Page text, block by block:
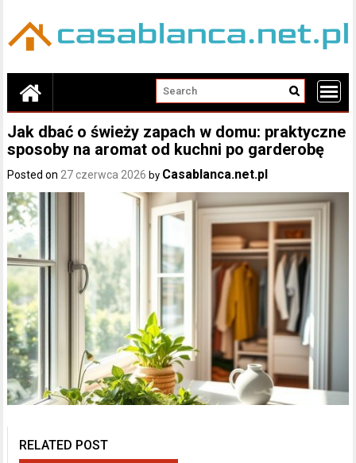
content
Jak dbać o świeży zapach w domu: praktyczne
sposoby na aromat od kuchni po garderobę
Posted on 27 czerwca 2026 by Casablanca.net.pl
RELATED POST